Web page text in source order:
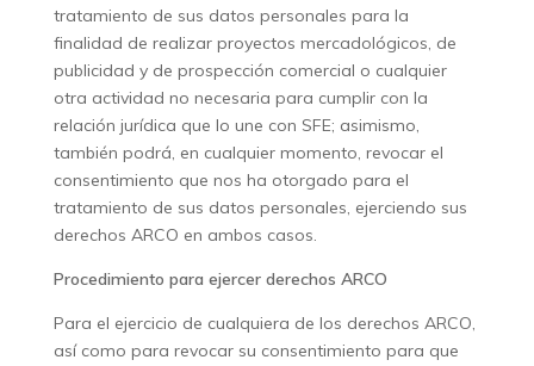
tratamiento de sus datos personales para la
finalidad de realizar proyectos mercadológicos, de
publicidad y de prospección comercial o cualquier
otra actividad no necesaria para cumplir con la
relación jurídica que lo une con SFE; asimismo,
también podrá, en cualquier momento, revocar el
consentimiento que nos ha otorgado para el
tratamiento de sus datos personales, ejerciendo sus
derechos ARCO en ambos casos.
Procedimiento para ejercer derechos ARCO
Para el ejercicio de cualquiera de los derechos ARCO,
así como para revocar su consentimiento para que